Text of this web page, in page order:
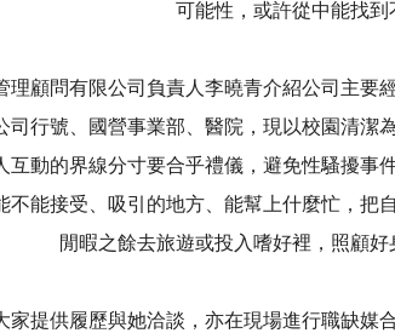
可能性，或許從中能找到
理顧問有限公司負責人李曉青介紹公司主
司行號、國營事業部、醫院，現以校園清
互動的界線分寸要合乎禮儀，避免性騷擾事
不能接受、吸引的地方、能幫上什麼忙，把
閒暇之餘去旅遊或投入嗜好裡，照顧
家提供履歷與她洽談，亦在現場進行職缺媒